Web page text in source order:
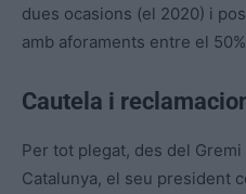
dues ocasions (el 2020) i
amb aforaments entre el
Cautela i
Per tot plegat, des del
Catalunya, el seu president